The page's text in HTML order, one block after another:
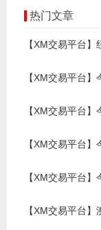
热门文章
【XM交易平台
【XM交易平台
【XM交易平台
【XM交易平台
【XM交易平台
【XM交易平台